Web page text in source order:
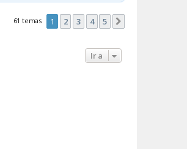
61 temas 1 2 3 4 5
Ir a